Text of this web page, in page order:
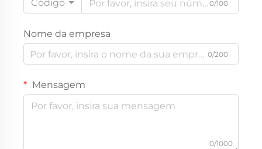
Código
0/100
Nome da empresa
0/200
Mensagem
0/1000